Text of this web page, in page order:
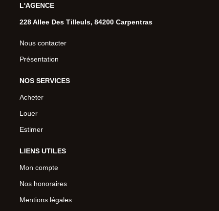
L'AGENCE
228 Allee Des Tilleuls, 84200 Carpentras
Nous contacter
Présentation
NOS SERVICES
Acheter
Louer
Estimer
LIENS UTILES
Mon compte
Nos honoraires
Mentions légales